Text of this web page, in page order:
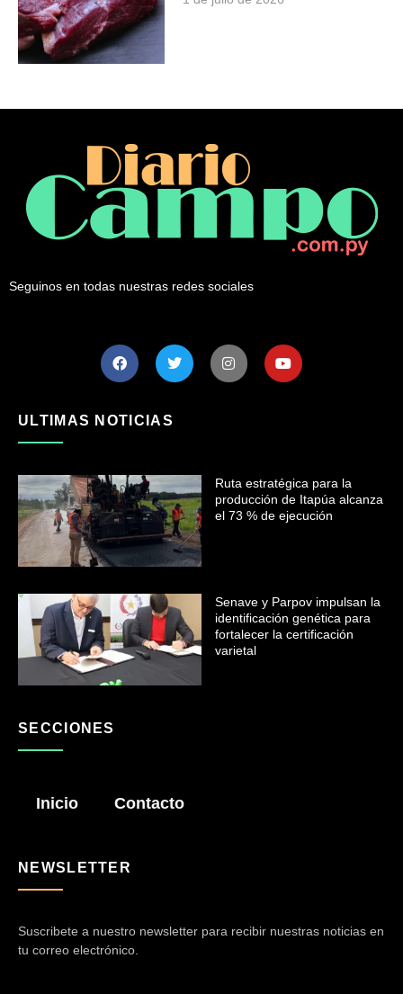
Seguinos en todas nuestras redes sociales
ULTIMAS NOTICIAS
Ruta estratégica para la
producción de Itapúa alcanza
el 73 % de ejecución
Senave y Parpov impulsan la
identificación genética para
fortalecer la certificación
varietal
SECCIONES
Inicio Contacto
NEWSLETTER
Suscribete a nuestro newsletter para recibir nuestras noticias en
tu correo electrónico.